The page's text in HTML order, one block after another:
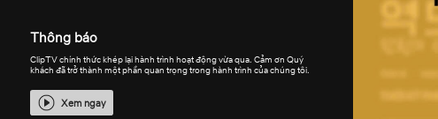
Thông báo
ClipTV chính thức khép lại hành trình hoạt động vừa qua. Cảm ơn Quý
khách đã trở thành một phần quan trọng trong hành trình của chúng tôi.
Xem ngay